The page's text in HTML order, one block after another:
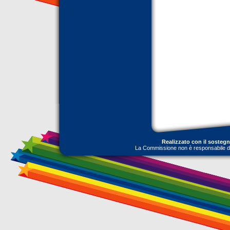
Realizzato con il
La Commissione non è responsabile